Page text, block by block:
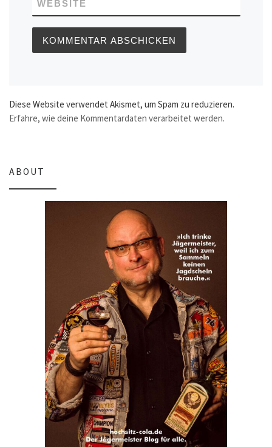
WEBSITE
Diese Website verwendet Akismet, um Spam zu reduzieren.
Erfahre, wie deine Kommentardaten verarbeitet werden.
ABOUT